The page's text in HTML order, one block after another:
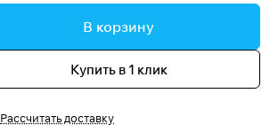
В корзину
Купить в 1 клик
Рассчитать доставку